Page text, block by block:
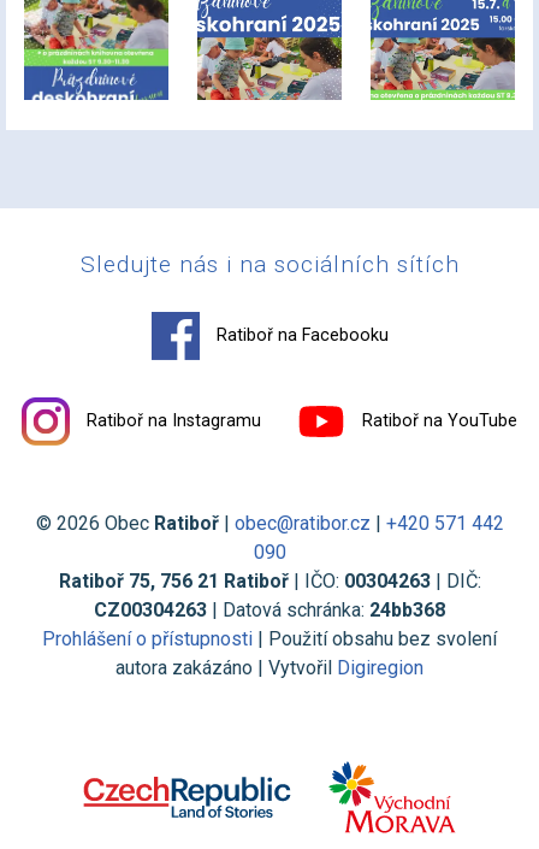
Sledujte nás i na sociálních sítích
Ratiboř na Facebooku
Ratiboř na Instagramu Ratiboř na YouTube
© 2026 Obec Ratiboř| obec@ratibor.cz | +420 571 442
090
Ratiboř 75, 756 21 Ratiboř| IČO: 00304263| DIČ:
CZ00304263 | Datová schránka: 24bb368
Prohlášení o přístupnosti | Použití obsahu bez svolení
autora zakázáno | Vytvořil Digiregion